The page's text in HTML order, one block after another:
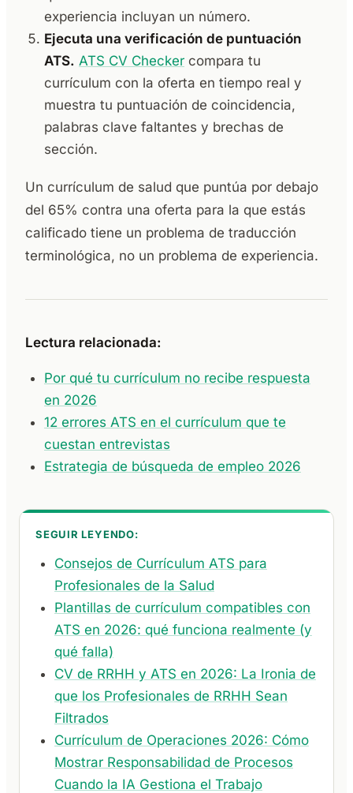
experiencia incluyan un número.
Ejecuta una verificación de puntuación
ATS. ATS CV Checker compara tu
currículum con la oferta en tiempo real y
muestra tu puntuación de coincidencia,
palabras clave faltantes y brechas de
sección.
Un currículum de salud que puntúa por debajo
del 65% contra una oferta para la que estás
calificado tiene un problema de traducción
terminológica, no un problema de experiencia.
Lectura relacionada:
Por qué tu currículum no recibe respuesta
en 2026
12 errores ATS en el currículum que te
cuestan entrevistas
Estrategia de búsqueda de empleo 2026
SEGUIR LEYENDO:
Consejos de Currículum ATS para
Profesionales de la Salud
Plantillas de currículum compatibles con
ATS en 2026: qué funciona realmente (y
qué falla)
CV de RRHH y ATS en 2026: La Ironia de
que los Profesionales de RRHH Sean
Filtrados
Currículum de Operaciones 2026: Cómo
Mostrar Responsabilidad de Procesos
Cuando la IA Gestiona el Trabajo